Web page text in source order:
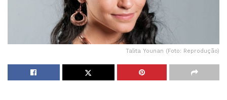
Talita Younan (Foto: Reprodução)